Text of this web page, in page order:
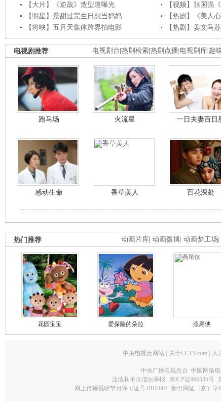
【大片】《逆战》造型遭曝光
【视频】张国强
【明星】景甜过完生日想当妈妈
【热剧】《美人
【将映】五月天集体跨界拍电影
【热剧】姜文马
电视剧台 热剧检索 热剧点播 电视剧库 趣
电视剧推荐
跑马场 火流星 一日夫妻百日
感动生命 香草美人 百花深处
动画片库 动画微博 动画梦工场
热门推荐
花园宝宝 爱探险的朵拉 燕尾侠
中央电视台网站 关于CCTV.com 人
中央广播电视总台 中国网络
违法和不良信息举报
京ICP证060535号
网上传播视听节目许可证号 0102004 新出网证（京）